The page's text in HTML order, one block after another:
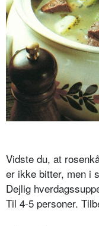
Vidste du, at
er ikke bitter, men i
Dejlig
Til 4-5 personer.